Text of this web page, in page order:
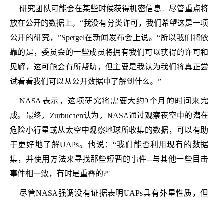
研究团队可能会在某些时候获得机密信息，尽管重点将
放在公开的数据上。“我没有分类许可，我们希望这是一项
公开的研究，”Spergel在新闻发布会上说。“所以我们将依
靠的是，委员会的一些成员将拥有我们可以获得的许可和
见解，这可能会有所帮助，但主要是我认为我们将真正尝
试看看我们可以从公开数据中了解到什么。”
NASA表示，这项研究将需要大约9个月的时间来完
成。最终，Zurbuchen认为，NASA通过观察夜空中的潜在
危险小行星或从太空中观察地球所收集的数据，可以有助
于更好地了解UAPs。他说：“我们能否利用现有的数据
集，并使用方法来寻找那些短暂的事件--与其他一些目击
事件相一致，有时是重叠的?”
尽管NASA强调没有证据表明UAPs具有外星性质，但